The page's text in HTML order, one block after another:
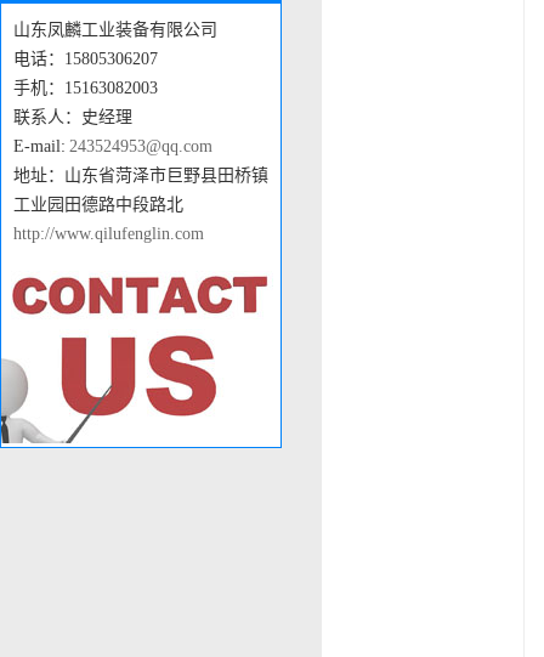
山东凤麟工业装备有限公司
电话：15805306207
手机：15163082003
联系人：史经理
E-mail: 243524953@qq.com
地址：山东省菏泽市巨野县田桥镇
工业园田德路中段路北
http://www.qilufenglin.com